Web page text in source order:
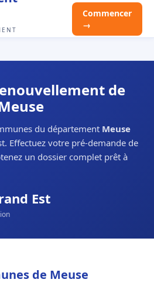
Commencer
→
de
du département Meuse
Effectuez votre pré-demande de
un dossier complet prêt à
Est
de Meuse